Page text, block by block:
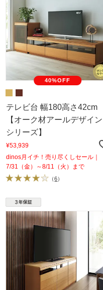
40%OFF
テレビ台 幅180高さ42cm
【オーク材アールデザイン
シリーズ】
¥53,939
dinos月イチ！売り尽くしセール｜
7/31（金）～8/11（火）まで
（6）